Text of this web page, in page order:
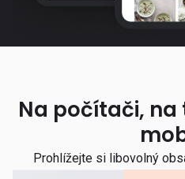
Na počítači,
Prohlížejte si libovolný